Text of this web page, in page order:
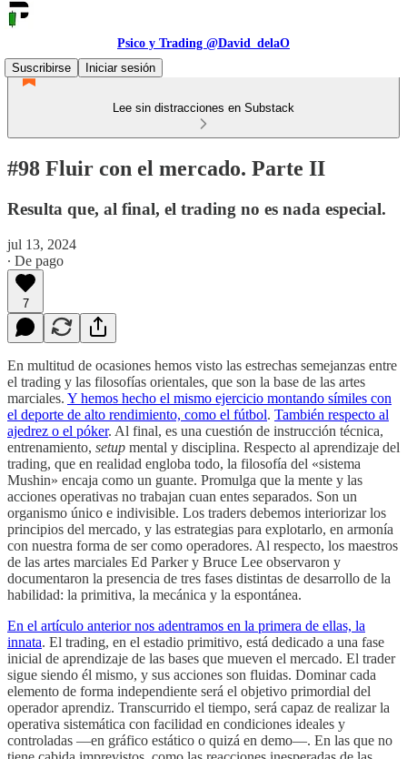
Psico y Trading @David_delaO
Suscribirse
Iniciar sesión
Lee sin distracciones en Substack
#98 Fluir con el mercado. Parte II
Resulta que, al final, el trading no es nada especial.
jul 13, 2024
∙ De pago
7
En multitud de ocasiones hemos visto las estrechas semejanzas entre
el trading y las filosofías orientales, que son la base de las artes
marciales. Y hemos hecho el mismo ejercicio montando símiles con
el deporte de alto rendimiento, como el fútbol. También respecto al
ajedrez o el póker. Al final, es una cuestión de instrucción técnica,
entrenamiento, setup mental y disciplina. Respecto al aprendizaje del
trading, que en realidad engloba todo, la filosofía del «sistema
Mushin» encaja como un guante. Promulga que la mente y las
acciones operativas no trabajan cuan entes separados. Son un
organismo único e indivisible. Los traders debemos interiorizar los
principios del mercado, y las estrategias para explotarlo, en armonía
con nuestra forma de ser como operadores. Al respecto, los maestros
de las artes marciales Ed Parker y Bruce Lee observaron y
documentaron la presencia de tres fases distintas de desarrollo de la
habilidad: la primitiva, la mecánica y la espontánea.
En el artículo anterior nos adentramos en la primera de ellas, la
innata. El trading, en el estadio primitivo, está dedicado a una fase
inicial de aprendizaje de las bases que mueven el mercado. El trader
sigue siendo él mismo, y sus acciones son fluidas. Dominar cada
elemento de forma independiente será el objetivo primordial del
operador aprendiz. Transcurrido el tiempo, será capaz de realizar la
operativa sistemática con facilidad en condiciones ideales y
controladas —en gráfico estático o quizá en demo—. En las que no